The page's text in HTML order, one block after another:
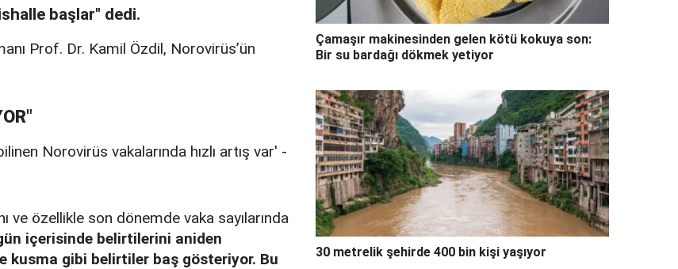
başlar" dedi.
Prof. Dr. Kamil Özdil, Norovirüs’ün
ve özellikle son dönemde vaka sayılarında
içerisinde belirtilerini aniden
kusma gibi belirtiler baş gösteriyor. Bu
Çamaşır makinesinden gelen kötü kokuya son:
Bir su bardağı dökmek yetiyor
30 metrelik şehirde 400 bin kişi yaşıyor